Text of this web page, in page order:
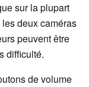
sur la plupart
deux caméras
peuvent être
difficulté.
de volume